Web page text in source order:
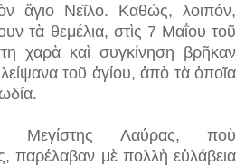
ἅγιο Νεῖλο. Καθώς, λοιπόν,
τὰ θεμέλια, στὶς 7 Μαΐου τοῦ
χαρὰ καὶ συγκίνηση βρῆκαν
λείψανα τοῦ ἁγίου, ἀπὸ τὰ ὁποῖα
Μεγίστης Λαύρας, ποὺ
παρέλαβαν μὲ πολλὴ εὐλάβεια